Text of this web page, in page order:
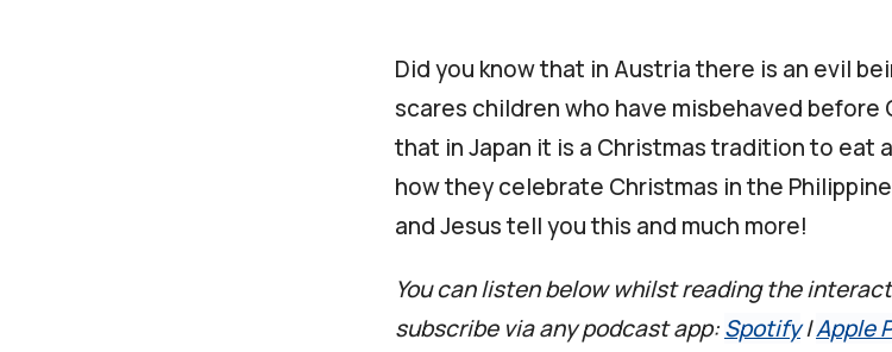
Did you know that in Austria there is an evil
scares children who have misbehaved before
that in Japan it is a Christmas tradition to eat
how they celebrate Christmas in the
and Jesus tell you this and much more!
You can listen below whilst reading the
subscribe via any podcast app:Spotify|Apple